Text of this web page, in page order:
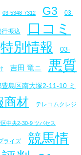
03-5348-7312 G3 03-
行振込 口コミ
特別情報 03-
吉田 竜ニ 悪質
島区南大塚2-11-10 ミ
商材 テレコムクレジ
中央2-30-9 ツバセス
ライズ
競馬情